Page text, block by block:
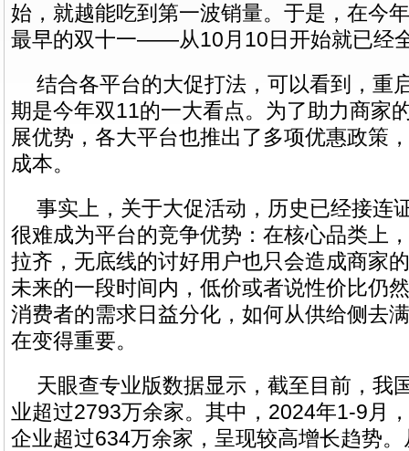
始，就越能吃到第一波销量。于是，在今
最早的双十一——从10月10日开始就已经
结合各平台的大促打法，可以看到，重
期是今年双11的一大看点。为了助力商家
展优势，各大平台也推出了多项优惠政策
成本。
事实上，关于大促活动，历史已经接连
很难成为平台的竞争优势：在核心品类上
拉齐，无底线的讨好用户也只会造成商家
未来的一段时间内，低价或者说性价比仍
消费者的需求日益分化，如何从供给侧去
在变得重要。
天眼查专业版数据显示，截至目前，我
业超过2793万余家。其中，2024年1-9月
企业超过634万余家，呈现较高增长趋势